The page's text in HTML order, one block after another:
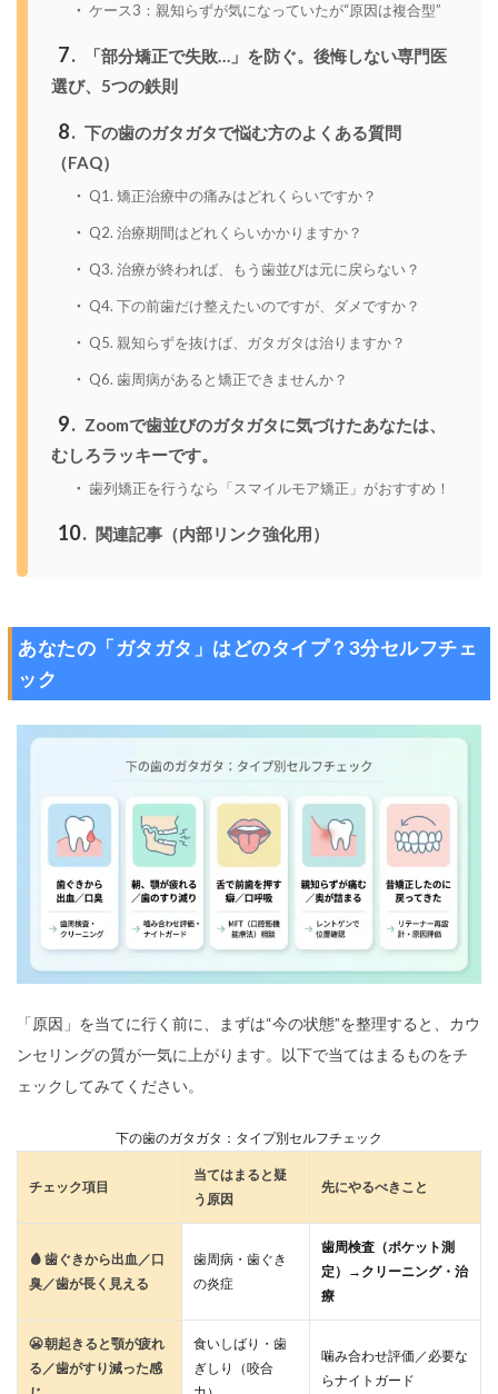
ケース3：親知らずが気になっていたが“原因は複合型”
7
「部分矯正で失敗…」を防ぐ。後悔しない専門医
選び、5つの鉄則
8
下の歯のガタガタで悩む方のよくある質問
（FAQ）
Q1. 矯正治療中の痛みはどれくらいですか？
Q2. 治療期間はどれくらいかかりますか？
Q3. 治療が終われば、もう歯並びは元に戻らない？
Q4. 下の前歯だけ整えたいのですが、ダメですか？
Q5. 親知らずを抜けば、ガタガタは治りますか？
Q6. 歯周病があると矯正できませんか？
9
Zoomで歯並びのガタガタに気づけたあなたは、
むしろラッキーです。
歯列矯正を行うなら「スマイルモア矯正」がおすすめ！
10 関連記事（内部リンク強化用）
あなたの「ガタガタ」はどのタイプ？3分セルフチェ
ック
「原因」を当てに行く前に、まずは“今の状態”を整理すると、カウ
ンセリングの質が一気に上がります。以下で当てはまるものをチ
ェックしてみてください。
下の歯のガタガタ：タイプ別セルフチェック
チェック項目
当てはまると疑
う原因
先にやるべきこと
🩸 歯ぐきから出血／口
臭／歯が長く見える
歯周病・歯ぐき
の炎症
歯周検査（ポケット測
定）→クリーニング・治
療
😬 朝起きると顎が疲れ
る／歯がすり減った感
食いしばり・歯
ぎしり（咬合
噛み合わせ評価／必要な
らナイトガード